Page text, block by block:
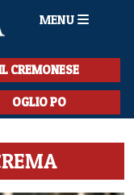
MENU
CREMONESE
OGLIO PO